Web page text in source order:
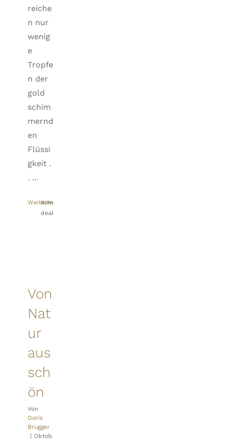
reiche
n nur
wenig
e
Tropfe
n der
gold
schim
mernd
en
Flüssi
gkeit .
. ...
Weiterlesen
Kommentare
deaktiviert
Von
Nat
ur
aus
sch
ön
Von
Doris
Brugger
| Oktob